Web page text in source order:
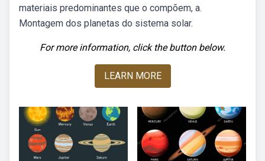
materiais predominantes que o compõem, a.
Montagem dos planetas do sistema solar.
For more information, click the button below.
LEARN MORE